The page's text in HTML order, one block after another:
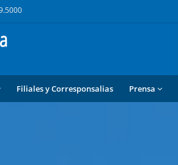
Filiales y Corresponsalias Prensa